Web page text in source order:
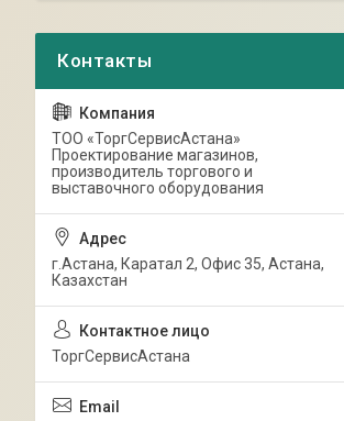
ТОО «ТоргСервисАстана»
Проектирование магазинов,
производитель торгового и
выставочного оборудования
г.Астана, Каратал 2, Офис 35, Астана,
Казахстан
ТоргСервисАстана